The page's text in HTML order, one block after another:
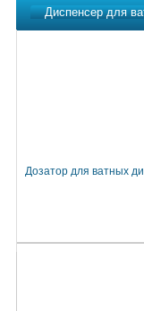
Диспенсер для
Дозатор для ватных